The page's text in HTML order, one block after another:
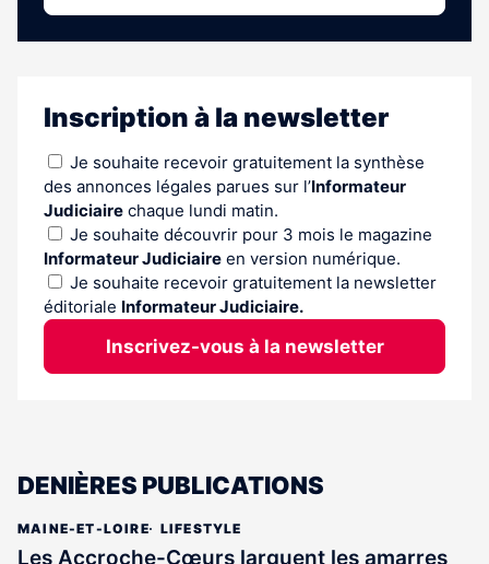
Inscription à la newsletter
Je souhaite recevoir gratuitement la synthèse
des annonces légales parues sur l’Informateur
Judiciaire chaque lundi matin.
Je souhaite découvrir pour 3 mois le magazine
Informateur Judiciaire en version numérique.
Je souhaite recevoir gratuitement la newsletter
éditoriale Informateur Judiciaire.
Inscrivez-vous à la newsletter
DENIÈRES PUBLICATIONS
MAINE-ET-LOIRE LIFESTYLE
Les Accroche-Cœurs larguent les amarres